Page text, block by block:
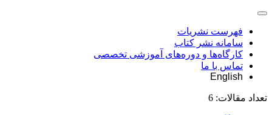
فهرست نشریات
سامانه نشر کتاب
کارگاه‌ها و دوره‌های آموزشی تخصصی
تماس با ما
English
تعداد مقالات: 6